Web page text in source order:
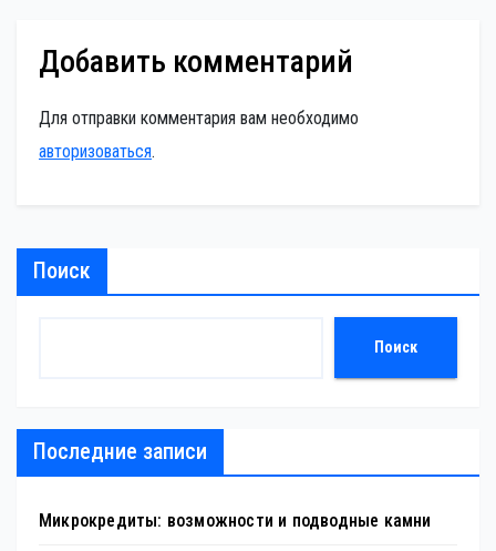
Добавить комментарий
Для отправки комментария вам необходимо
авторизоваться.
Поиск
Поиск
Последние записи
Микрокредиты: возможности и подводные камни